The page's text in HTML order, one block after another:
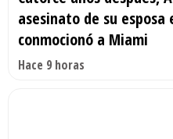
asesinato de su
conmocionó a Miami
Hace 9 horas